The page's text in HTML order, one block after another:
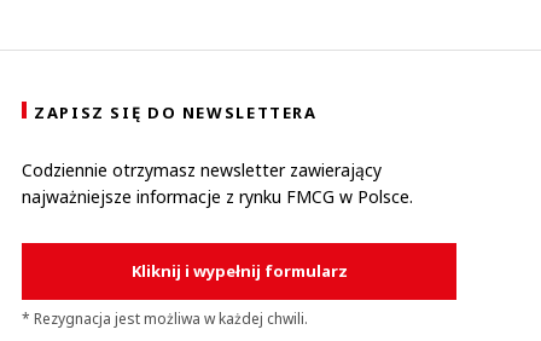
ZAPISZ SIĘ DO NEWSLETTERA
Codziennie otrzymasz newsletter zawierający
najważniejsze informacje z rynku FMCG w Polsce.
Kliknij i wypełnij formularz
* Rezygnacja jest możliwa w każdej chwili.